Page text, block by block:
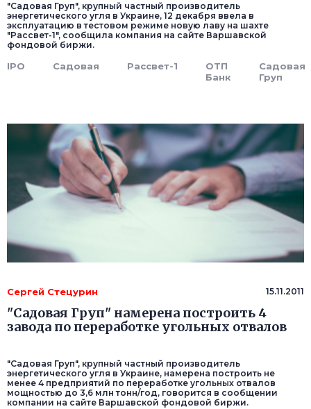
"Садовая Груп", крупный частный производитель
энергетического угля в Украине, 12 декабря ввела в
эксплуатацию в тестовом режиме новую лаву на шахте
"Рассвет-1", сообщила компания на сайте Варшавской
фондовой биржи.
IPO Садовая Рассвет-1
ОТП
Банк
Садовая
Груп
Сергей Стецурин 15.11.2011
"Садовая Груп" намерена построить 4
завода по переработке угольных отвалов
"Садовая Груп", крупный частный производитель
энергетического угля в Украине, намерена построить не
менее 4 предприятий по переработке угольных отвалов
мощностью до 3,6 млн тонн/год, говорится в сообщении
компании на сайте Варшавской фондовой биржи.